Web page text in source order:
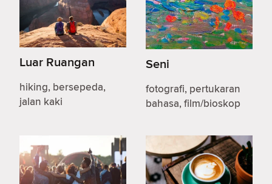
Luar Ruangan
hiking, bersepeda,
jalan kaki
Seni
fotografi, pertukaran
bahasa, film/bioskop